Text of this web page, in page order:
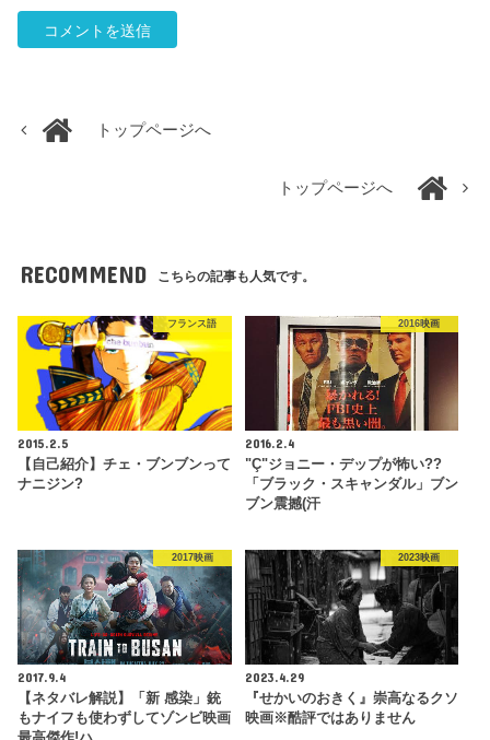
トップページへ
トップページへ
RECOMMEND こちらの記事も人気です。
フランス語
2015.2.5
【自己紹介】チェ・ブンブンって
ナニジン?
2016映画
2016.2.4
"Ç"ジョニー・デップが怖い??
「ブラック・スキャンダル」ブン
ブン震撼(汗
2017映画
2017.9.4
【ネタバレ解説】「新 感染」銃
もナイフも使わずしてゾンビ映画
2023映画
2023.4.29
『せかいのおきく』崇高なるクソ
映画※酷評ではありません